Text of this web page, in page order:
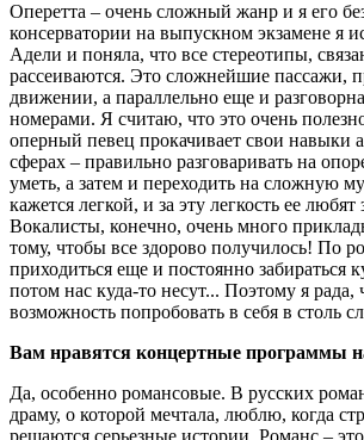
Оперетта – очень сложный жанр и я его
консерватории на выпускном экзамене я
Адели и поняла, что все стереотипы,
рассеиваются. Это сложнейшие пассажи,
движении, а параллельно еще и
номерами. Я считаю, что это очень
оперный певец прокачивает свои навыки
сферах – правильно разговаривать на
уметь, а затем и переходить на сложную
кажется легкой, и за эту легкость ее любят
Вокалисты, конечно, очень много
тому, чтобы все здорово получилось! По
приходиться еще и постоянно забираться
потом нас куда-то несут... Поэтому я рада,
возможность попробовать в себя в столь
Вам нравятся концертные программы
Да, особенно романсовые. В русских
драму, о которой мечтала, люблю, когда
решаются серьезные истории. Романс –